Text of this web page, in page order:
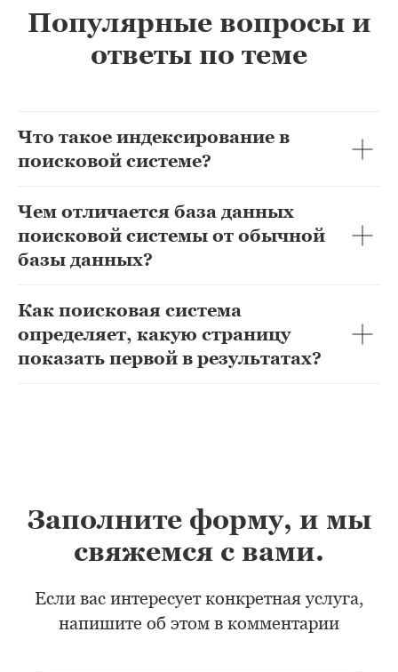
Популярные вопросы и
ответы по теме
Что такое индексирование в
поисковой системе?
Чем отличается база данных
поисковой системы от обычной
базы данных?
Как поисковая система
определяет, какую страницу
показать первой в результатах?
Заполните форму, и мы
свяжемся с вами.
Если вас интересует конкретная услуга,
напишите об этом в комментарии